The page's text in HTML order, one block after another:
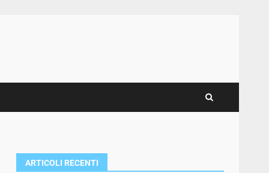
ARTICOLI RECENTI